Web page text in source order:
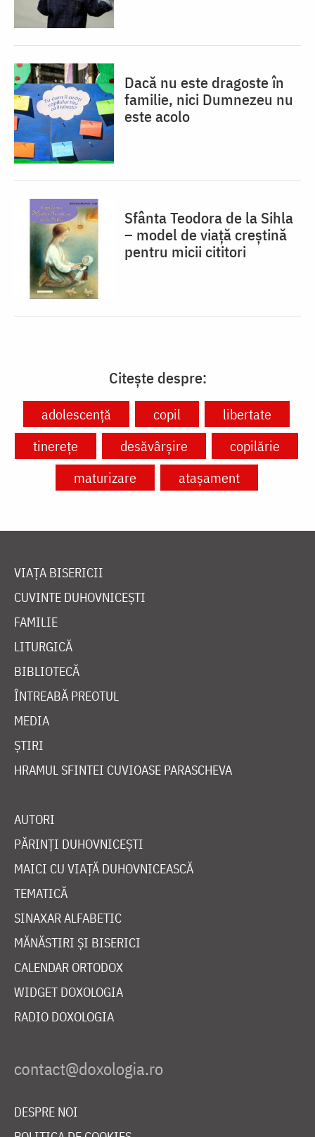
Dacă nu este dragoste în
familie, nici Dumnezeu nu
este acolo
Sfânta Teodora de la Sihla
– model de viaţă creştină
pentru micii cititori
Citește despre:
adolescență copil
libertate
tinerețe
desăvârșire
copilărie
maturizare
atașament
VIAȚA BISERICII
CUVINTE DUHOVNICEȘTI
FAMILIE
LITURGICĂ
BIBLIOTECĂ
ÎNTREABĂ PREOTUL
MEDIA
ȘTIRI
HRAMUL SFINTEI CUVIOASE PARASCHEVA
AUTORI
PĂRINȚI DUHOVNICEȘTI
MAICI CU VIAȚĂ DUHOVNICEASCĂ
TEMATICĂ
SINAXAR ALFABETIC
MĂNĂSTIRI ȘI BISERICI
CALENDAR ORTODOX
WIDGET DOXOLOGIA
RADIO DOXOLOGIA
DESPRE NOI